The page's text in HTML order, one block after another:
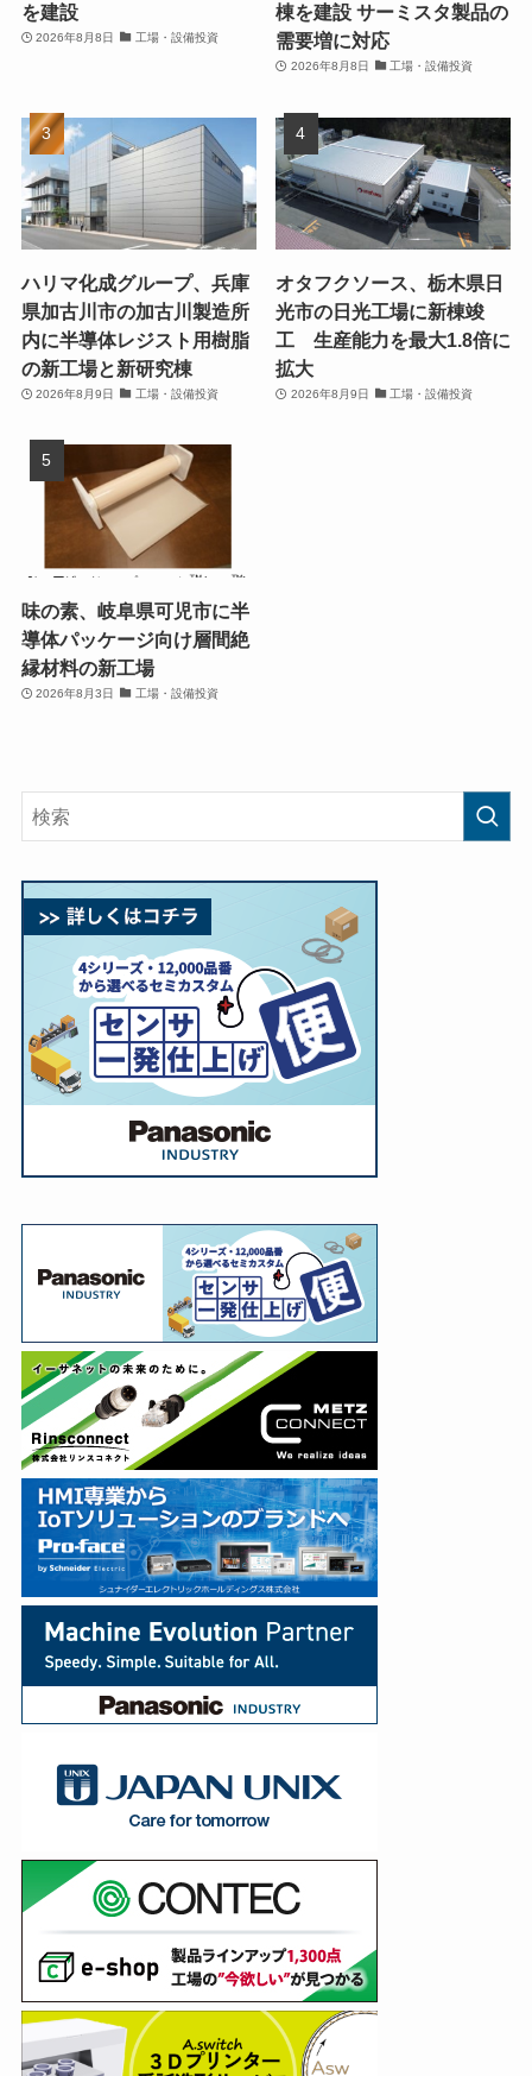
を建設
2026年8月8日 工場・設備投資
棟を建設 サーミスタ製品の
需要増に対応
2026年8月8日 工場・設備投資
ハリマ化成グループ、兵庫
県加古川市の加古川製造所
内に半導体レジスト用樹脂
の新工場と新研究棟
2026年8月9日 工場・設備投資
オタフクソース、栃木県日
光市の日光工場に新棟竣
工 生産能力を最大1.8倍に
拡大
2026年8月9日 工場・設備投資
味の素、岐阜県可児市に半
導体パッケージ向け層間絶
縁材料の新工場
2026年8月3日 工場・設備投資